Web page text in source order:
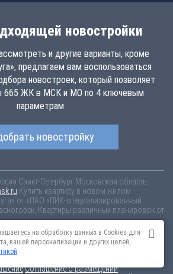
новостройки
и другие варианты, кроме
предлагаем вам воспользоваться
новостроек, который позволяет
665 ЖК в МСК и МО по 4 ключевым
параметрам
новостройку
Санкт-Петербург Московская область,
Купить квартиру в новом жилом
от «ПАО «ПИК-специализированный
Квартиры различных планировок от
Новостройки Москвы
из открытых источников, не является
Соглашение о размещении
на обработку данных в Cookies для
вашей персонализации и других целей,